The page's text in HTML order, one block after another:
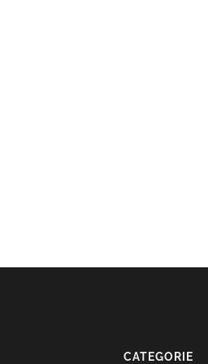
CATEGORIE